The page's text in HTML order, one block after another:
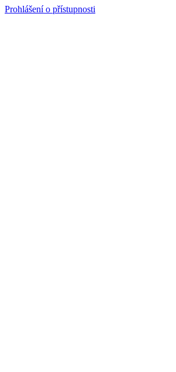
Prohlášení o přístupnosti